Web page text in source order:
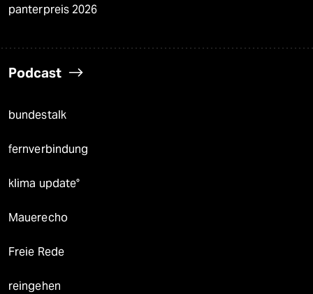
panterpreis 2026
Podcast
bundestalk
fernverbindung
klima update°
Mauerecho
Freie Rede
reingehen